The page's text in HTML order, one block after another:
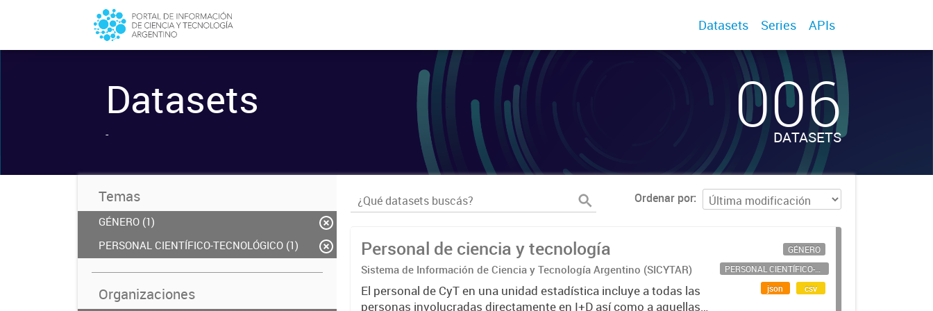
Datasets Series APIs
Datasets
- 006
DATASETS
Temas
GÉNERO (1)
PERSONAL CIENTÍFICO-TECNOLÓGICO (1)
Organizaciones
Ordenar por
Personal de ciencia y tecnología
Sistema de Información de Ciencia y Tecnología Argentino (SICYTAR)
El personal de CyT en una unidad estadística incluye a todas las
personas involucradas directamente en I+D así como a aquellas
GÉNERO
PERSONAL CIENTÍFICO-TECNOLÓGICO
json
csv